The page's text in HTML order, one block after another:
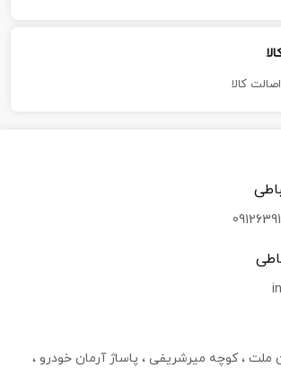
کالا
ملت ، کوچه میرشریفی ، پاساژ آرمان خودرو ،